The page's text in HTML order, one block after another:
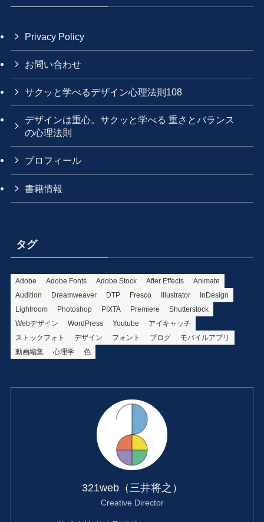
Privacy Policy
お問い合わせ
サクッと学べるデザイン心理法則108
デザインは重心。サクッと学べる 重さとバランス
の心理法則
プロフィール
書籍情報
タグ
Adobe Adobe Fonts Adobe Stock After Effects
Animate
Audition
Dreamweaver DTP Fresco Illustrator
InDesign
Lightroom
Photoshop PIXTA Premiere
Shutterstock
Webデザイン
WordPress Youtube
アイキャッチ
ストックフォト
デザイン フォント ブログ
モバイルアプリ
動画編集
心理学 色
321web（三井将之）
Creative Director